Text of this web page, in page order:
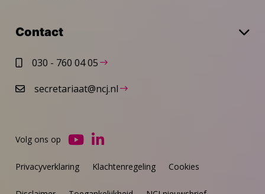
Contact
030 - 760 04 05
secretariaat@ncj.nl
Privacyverklaring Klachtenregeling Cookies
Volg ons op
Ga
YouTube
Ga
LinkedIn